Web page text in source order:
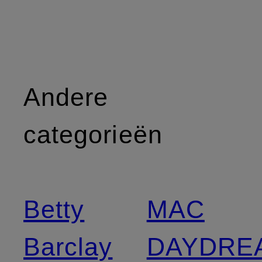
Andere
categorieën
Betty
Barclay
MAC